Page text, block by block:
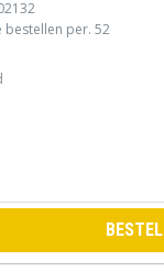
bestellen per. 52
BESTEL